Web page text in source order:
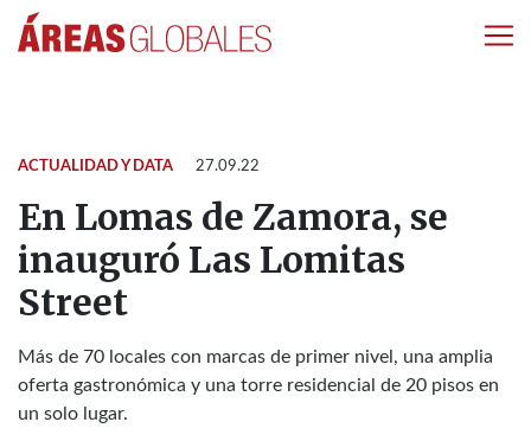
ACTUALIDAD Y DATA 27.09.22
En Lomas de Zamora, se
inauguró Las Lomitas
Street
Más de 70 locales con marcas de primer nivel, una amplia
oferta gastronómica y una torre residencial de 20 pisos en
un solo lugar.